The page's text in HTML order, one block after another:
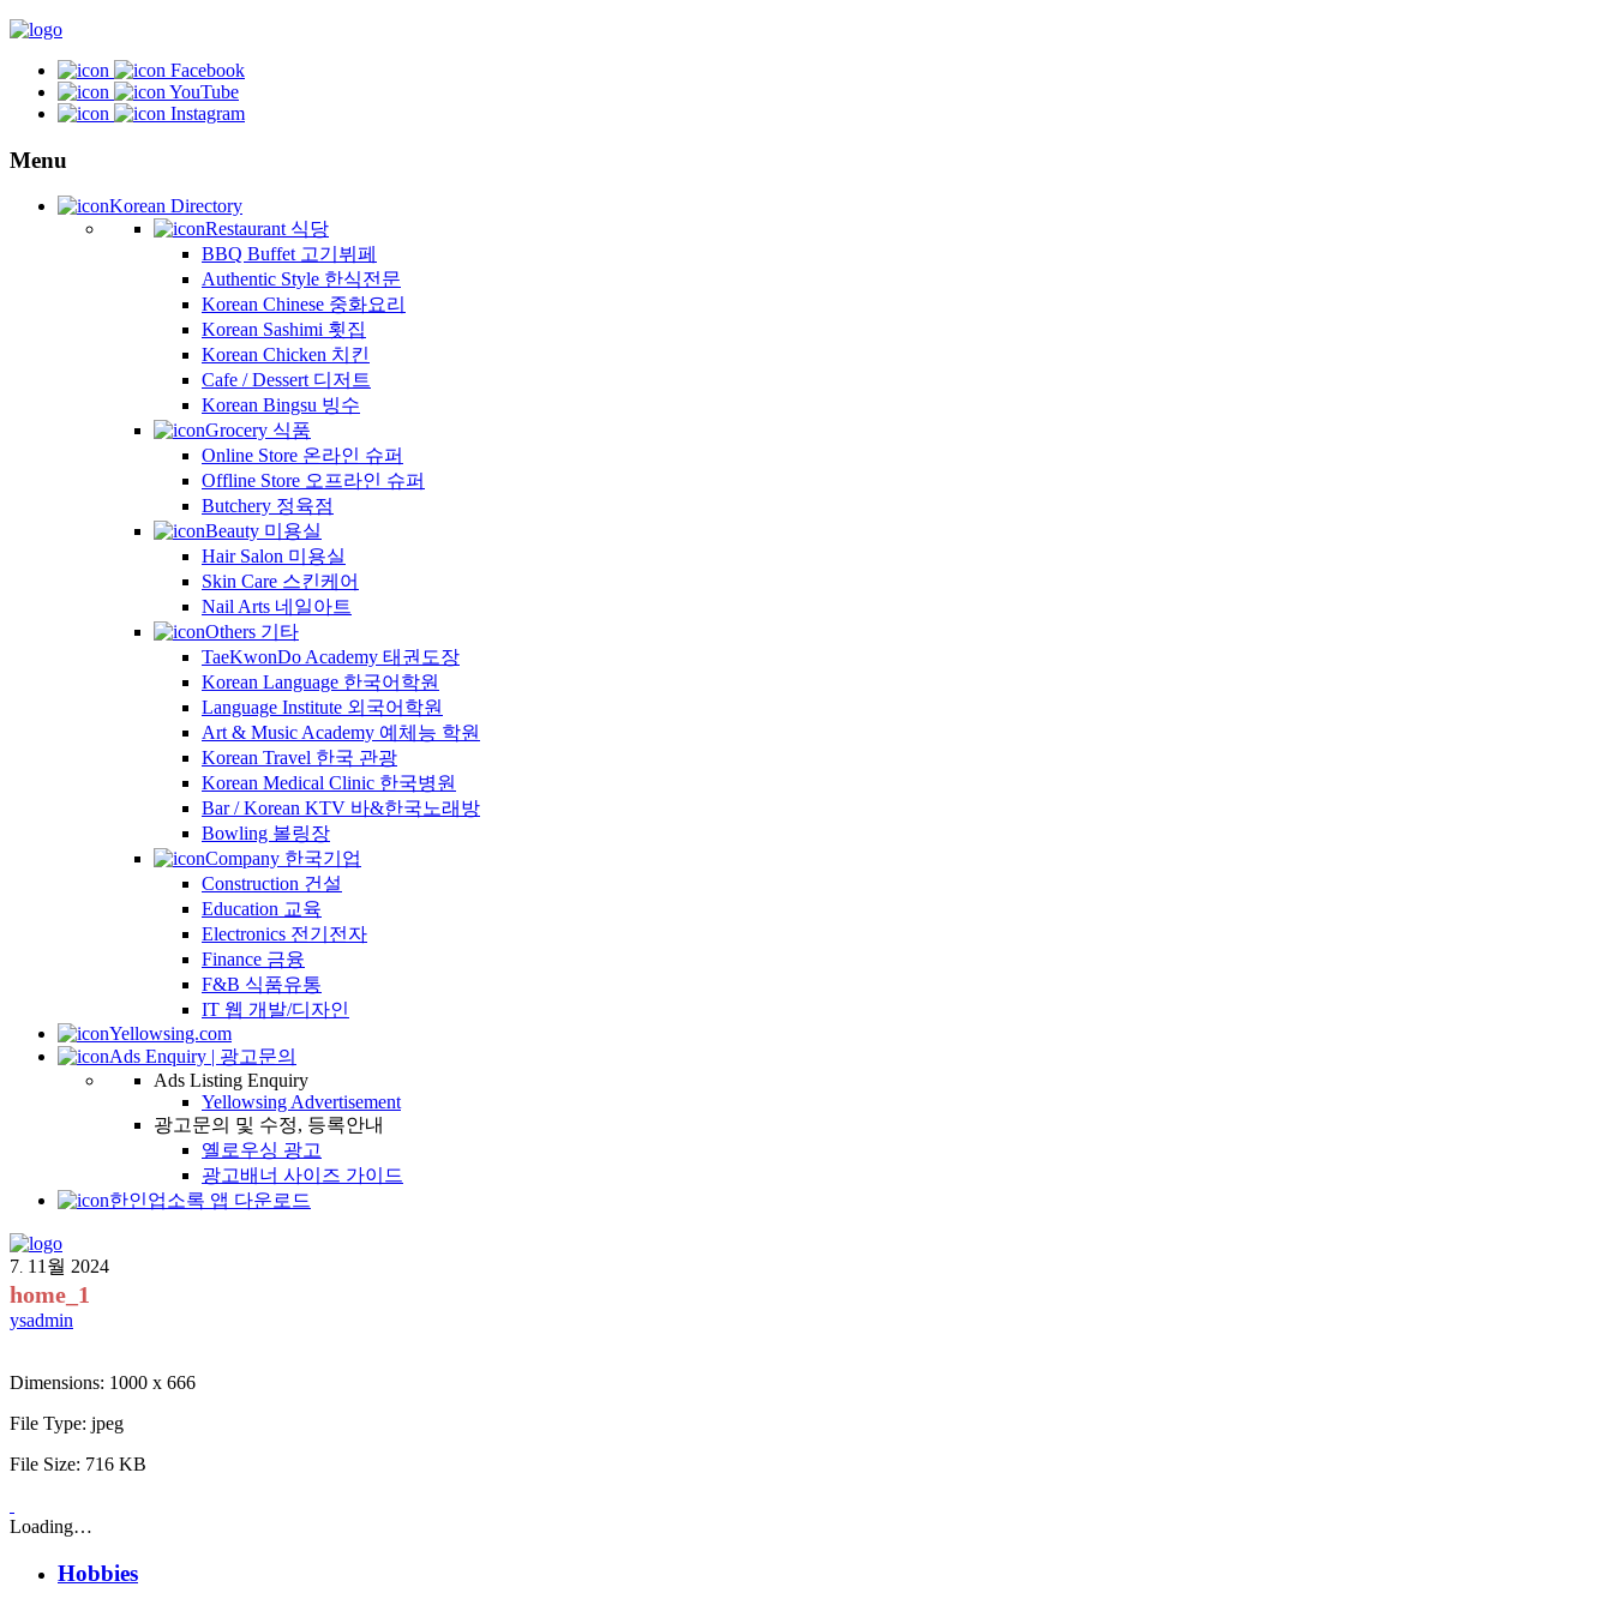
Facebook
YouTube
Instagram
Menu
Korean Directory
Restaurant 식당
BBQ Buffet 고기뷔페
Authentic Style 한식전문
Korean Chinese 중화요리
Korean Sashimi 횟집
Korean Chicken 치킨
Cafe / Dessert 디저트
Korean Bingsu 빙수
Grocery 식품
Online Store 온라인 슈퍼
Offline Store 오프라인 슈퍼
Butchery 정육점
Beauty 미용실
Hair Salon 미용실
Skin Care 스킨케어
Nail Arts 네일아트
Others 기타
TaeKwonDo Academy 태권도장
Korean Language 한국어학원
Language Institute 외국어학원
Art & Music Academy 예체능 학원
Korean Travel 한국 관광
Korean Medical Clinic 한국병원
Bar / Korean KTV 바&한국노래방
Bowling 볼링장
Company 한국기업
Construction 건설
Education 교육
Electronics 전기전자
Finance 금융
F&B 식품유통
IT 웹 개발/디자인
Yellowsing.com
Ads Enquiry | 광고문의
Ads Listing Enquiry
Yellowsing Advertisement
광고문의 및 수정, 등록안내
옐로우싱 광고
광고배너 사이즈 가이드
한인업소록 앱 다운로드
7. 11월 2024
home_1
ysadmin
Dimensions: 1000 x 666
File Type: jpeg
File Size: 716 KB
Loading…
Hobbies